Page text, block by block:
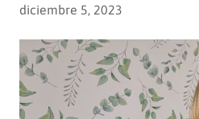
diciembre 5, 2023